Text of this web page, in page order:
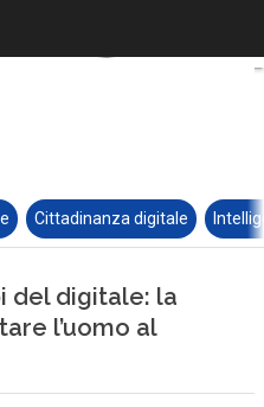
Cittadinanza digitale
del digitale: la
l’uomo al